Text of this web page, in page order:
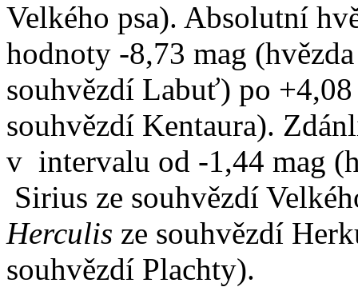
Velkého psa). Absolutní
hodnoty -8,73 mag
souhvězdí Labuť) po
souhvězdí Kentaura).
v intervalu od -1,44 mag
Sirius ze souhvězdí
Herculis ze souhvězdí
souhvězdí Plachty).